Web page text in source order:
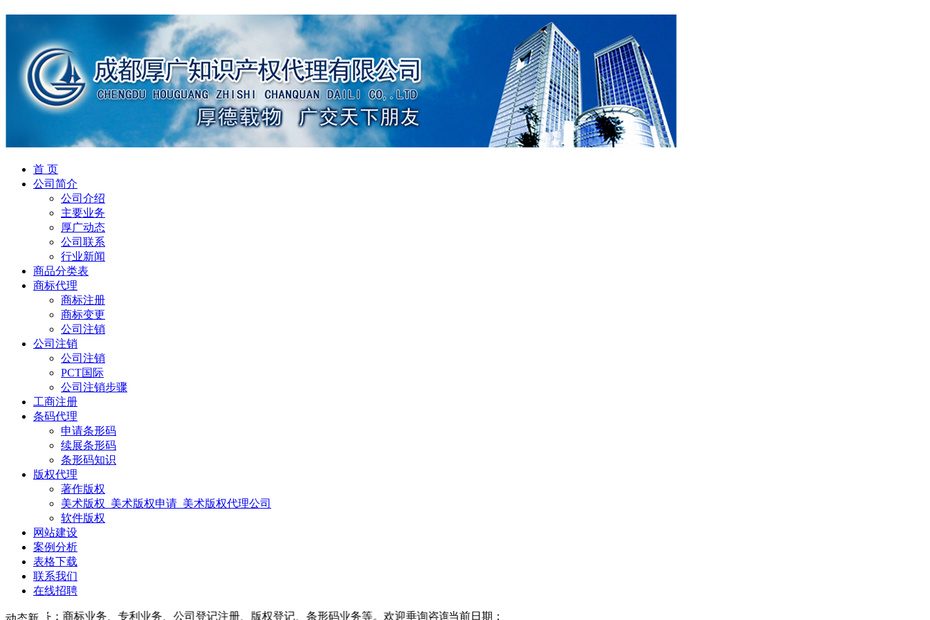
首 页
公司简介
公司介绍
主要业务
厚广动态
公司联系
行业新闻
商品分类表
商标代理
商标注册
商标变更
公司注销
公司注销
公司注销
PCT国际
公司注销步骤
工商注册
条码代理
申请条形码
续展条形码
条形码知识
版权代理
著作版权
美术版权_美术版权申请_美术版权代理公司
软件版权
网站建设
案例分析
表格下载
联系我们
在线招聘
：商标业务、专利业务、公司登记注册、版权登记、条形码业务等。欢迎垂询咨询热线：18008077028、13980977703、02866621633、02861301386我们竭诚为您服务
当前日期：